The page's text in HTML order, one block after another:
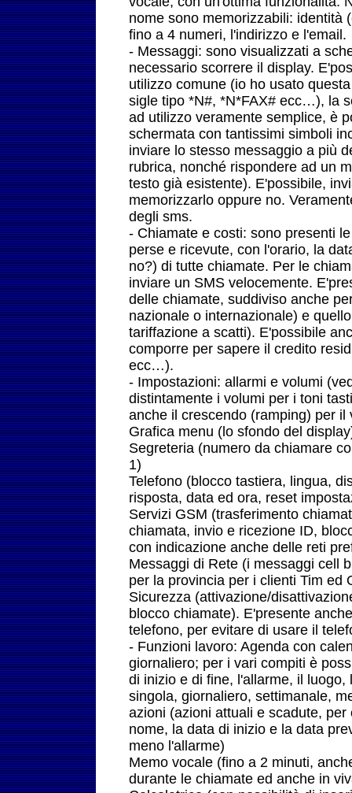
nome sono memorizzabili: identità
fino a 4 numeri, l'indirizzo e l'email.
- Messaggi: sono visualizzati a
necessario scorrere il display.
utilizzo comune (io ho usato
sigle tipo *N#, *N*FAX# ecc…), la
ad utilizzo veramente semplice, è
schermata con tantissimi simboli
inviare lo stesso messaggio a più
rubrica, nonché rispondere ad un
testo già esistente). E'possibile,
memorizzarlo oppure no.
degli sms.
- Chiamate e costi: sono presenti
perse e ricevute, con l'orario, la
no?) di tutte chiamate. Per le
inviare un SMS velocemente.
delle chiamate, suddiviso anche
nazionale o internazionale) e
tariffazione a scatti). E'possibile
comporre per sapere il credito
ecc…).
- Impostazioni: allarmi e volumi
distintamente i volumi per i toni
anche il crescendo (ramping) per il
Grafica menu (lo sfondo del
Segreteria (numero da chiamare
1)
Telefono (blocco tastiera, lingua,
risposta, data ed ora, reset
Servizi GSM (trasferimento
chiamata, invio e ricezione ID,
con indicazione anche delle reti
Messaggi di Rete (i messaggi cell
per la provincia per i clienti Tim ed
Sicurezza (attivazione/
blocco chiamate). E'presente
telefono, per evitare di usare il
- Funzioni lavoro: Agenda con
giornaliero; per i vari compiti è
di inizio e di fine, l'allarme, il
singola, giornaliero, settimanale,
azioni (azioni attuali e scadute,
nome, la data di inizio e la data
meno l'allarme)
Memo vocale (fino a 2 minuti,
durante le chiamate ed anche in